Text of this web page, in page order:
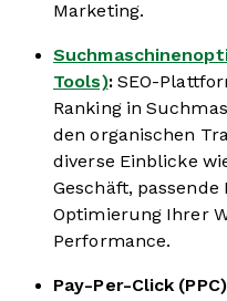
Marketing.
Tools):SEO-
Ranking in
den organischen
diverse Einblicke
Geschäft,
Optimierung Ihrer
Performance.
Pay-Per-Click